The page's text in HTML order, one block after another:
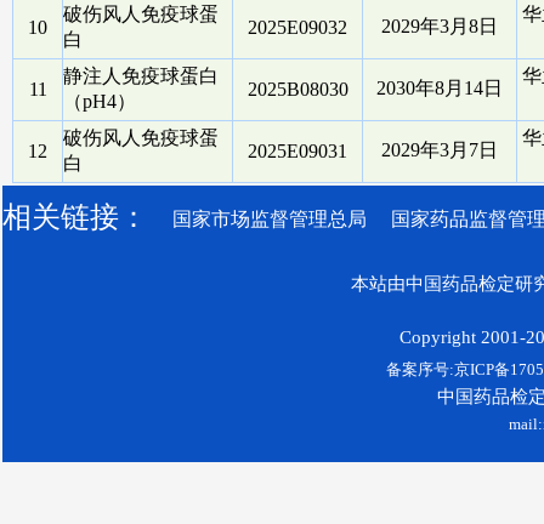
10
破伤风人免疫球蛋
白
2025E09032 2029年3月8日
11
静注人免疫球蛋白
（pH4）
2025B08030 2030年8月14日
12
破伤风人免疫球蛋
白
2025E09031 2029年3月7日
相关链接： 国家市场监督管理总局 国家药品监督管
本站由中国药品检定研
Copyright 2001-
备案序号:京ICP备
中国药品检